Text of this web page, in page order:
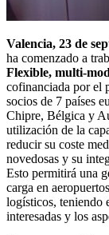
Valencia, 23 de
ha comenzado a
Flexible, multi-
cofinanciada por el
socios de 7 países
Chipre, Bélgica y
utilización de la
reducir su coste
novedosas y su
Esto permitirá una
carga en
logísticos, teniendo
interesadas y los